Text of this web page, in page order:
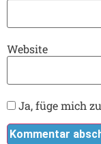
Website
Ja, füge mich